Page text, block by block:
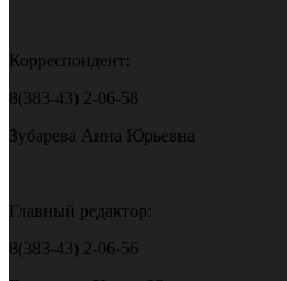
Корреспондент:
8(383-43) 2-06-58
Зубарева Анна Юрьевна
Главный редактор:
8(383-43) 2-06-56